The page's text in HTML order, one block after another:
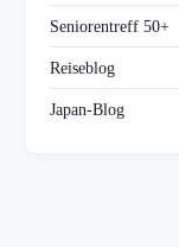
Seniorentreff 50+
Reiseblog
Japan-Blog